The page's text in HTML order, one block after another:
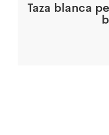
Taza blanca